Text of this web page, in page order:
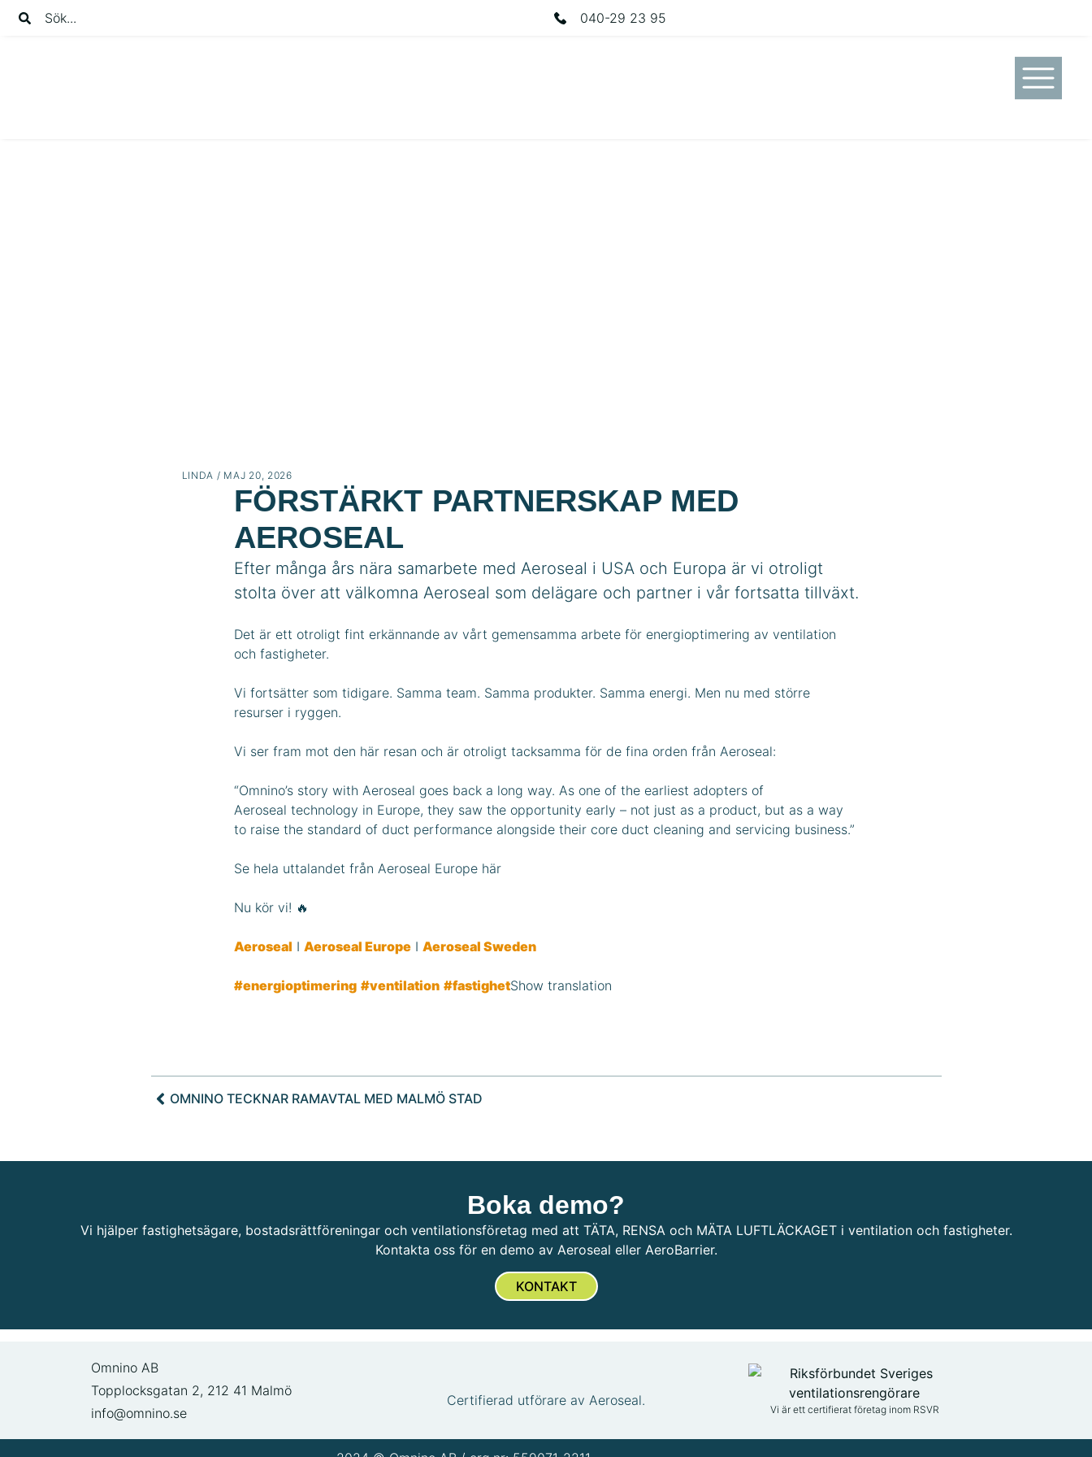
Sök... 040-29 23 95
LINDA / MAJ 20, 2026
FÖRSTÄRKT PARTNERSKAP MED
AEROSEAL
Efter många års nära samarbete med Aeroseal i USA och Europa är vi otroligt
stolta över att välkomna Aeroseal som delägare och partner i vår fortsatta tillväxt.
Det är ett otroligt fint erkännande av vårt gemensamma arbete för energioptimering av ventilation
och fastigheter.
Vi fortsätter som tidigare. Samma team. Samma produkter. Samma energi. Men nu med större
resurser i ryggen.
Vi ser fram mot den här resan och är otroligt tacksamma för de fina orden från Aeroseal:
“Omnino’s story with Aeroseal goes back a long way. As one of the earliest adopters of
Aeroseal technology in Europe, they saw the opportunity early – not just as a product, but as a way
to raise the standard of duct performance alongside their core duct cleaning and servicing business.”
Se hela uttalandet från Aeroseal Europe här
Nu kör vi! 🔥
Aeroseal I Aeroseal EuropeI Aeroseal Sweden
#energioptimering #ventilation #fastighetShow translation
OMNINO TECKNAR RAMAVTAL MED MALMÖ STAD
Boka demo?
Vi hjälper fastighetsägare, bostadsrättföreningar och ventilationsföretag med att TÄTA, RENSA och MÄTA LUFTLÄCKAGET i ventilation och fastigheter.
Kontakta oss för en demo av Aeroseal eller AeroBarrier.
KONTAKT
Omnino AB
Topplocksgatan 2, 212 41 Malmö
info@omnino.se
Certifierad utförare av Aeroseal.
Vi är ett certifierat företag inom RSVR